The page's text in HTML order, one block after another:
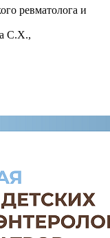
ревматолога и
С.Х.,